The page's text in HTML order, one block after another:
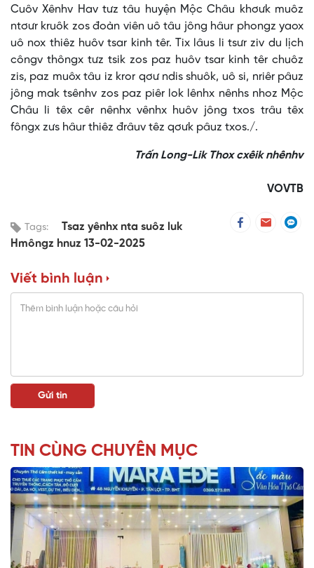
Cuôv Xênhv Hav tưz tâu huyện Mộc Châu khơưk muôz
ntơưr kruôk zos đoàn viên uô tâu jông hâur phongz yaox
uô nox thiêz huôv tsar kinh têr. Tix lâus li tsưr ziv du lịch
côngv thôngx tưz tsik zos paz huôv tsar kinh têr chuôz
zis, paz muôx tâu iz kror qơư ndis shuôk, uô si, nriêr pâuz
jông mak tsênhv zos paz piêr lok lênhx nênhs nhoz Mộc
Châu li têx cêr nênhx vênhx huôv jông txos trâu têx
fôngx zưs hâur thiêz đrâuv têz qơưk pâuz txos./.
Trấn Long-Lik Thox cxêik nhênhv
VOVTB
Tags:
Tsaz yênhx nta suôz luk
Hmôngz hnuz 13-02-2025
Viết bình luận
TIN CÙNG CHUYÊN MỤC